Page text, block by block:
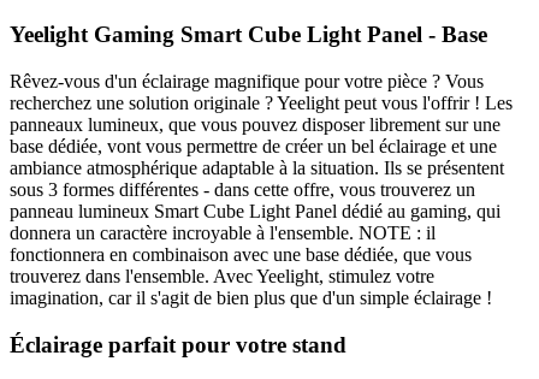
Yeelight Gaming Smart Cube Light Panel - Base
Rêvez-vous d'un éclairage magnifique pour votre pièce ? Vous
recherchez une solution originale ? Yeelight peut vous l'offrir ! Les
panneaux lumineux, que vous pouvez disposer librement sur une
base dédiée, vont vous permettre de créer un bel éclairage et une
ambiance atmosphérique adaptable à la situation. Ils se présentent
sous 3 formes différentes - dans cette offre, vous trouverez un
panneau lumineux Smart Cube Light Panel dédié au gaming, qui
donnera un caractère incroyable à l'ensemble. NOTE : il
fonctionnera en combinaison avec une base dédiée, que vous
trouverez dans l'ensemble. Avec Yeelight, stimulez votre
imagination, car il s'agit de bien plus que d'un simple éclairage !
Éclairage parfait pour votre stand